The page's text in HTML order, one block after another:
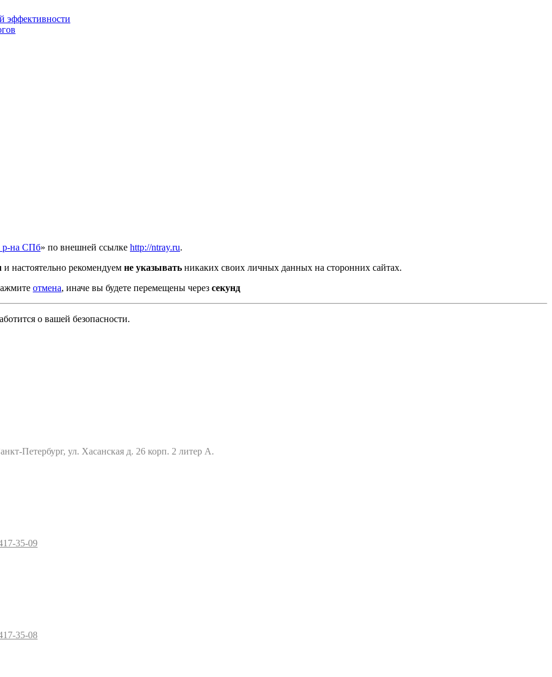
эффективности
р-на СПб» по внешней ссылке http://ntray.ru.
и настоятельно рекомендуем не указывать никаких своих личных данных на сторонних сайтах.
отмена, иначе вы будете перемещены через секунд
о вашей безопасности.
Петербург, ул. Хасанская д. 26 корп. 2 литер А.
35-09
35-08